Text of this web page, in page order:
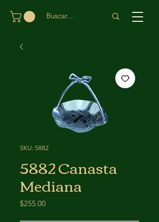
SKU: 5882
5882 Canasta
Mediana
$255.00Price